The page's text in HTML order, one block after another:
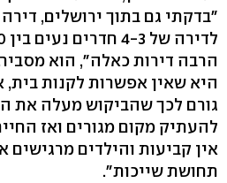
"בדקתי גם בתוך ירושלים,
הרבה דירות כאלה", הוא
היא שאין אפשרות לקנות בית,
גורם לכך שהביקוש מעלה את
להעתיק מקום מגורים ואז
אין קביעות והילדים מרגישים
תחושת שייכות".